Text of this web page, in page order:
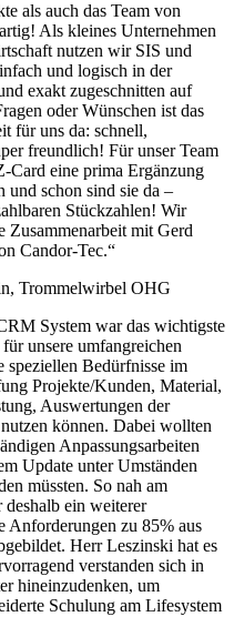
als auch das Team von
Als kleines Unternehmen
nutzen wir SIS und
und logisch in der
exakt zugeschnitten auf
oder Wünschen ist das
für uns da: schnell,
freundlich! Für unser Team
Card eine prima Ergänzung
und schon sind sie da –
Stückzahlen! Wir
Zusammenarbeit mit Gerd
Candor-Tec.“
Trommelwirbel OHG
System war das wichtigste
unsere umfangreichen
speziellen Bedürfnisse im
Projekte/Kunden, Material,
Auswertungen der
können. Dabei wollten
Anpassungsarbeiten
Update unter Umständen
müssten. So nah am
ein weiterer
Anforderungen zu 85% aus
Herr Leszinski hat es
verstanden sich in
hineinzudenken, um
Schulung am Lifesystem